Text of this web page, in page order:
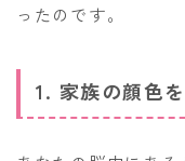
ったのです。
1. 家族の顔色